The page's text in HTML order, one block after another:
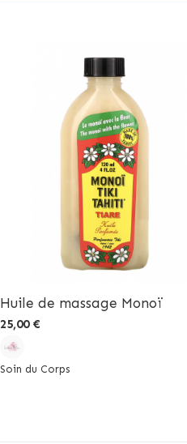
Huile de massage Monoï
25,00 €
Soin du Corps